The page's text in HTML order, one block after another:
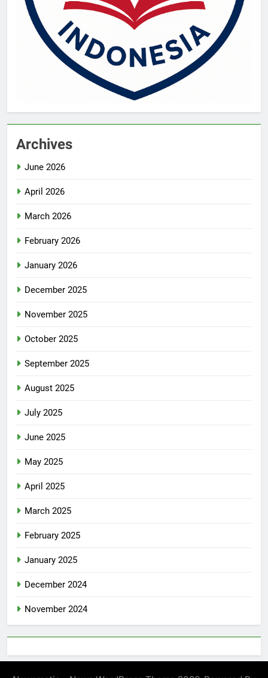
Archives
June 2026
April 2026
March 2026
February 2026
January 2026
December 2025
November 2025
October 2025
September 2025
August 2025
July 2025
June 2025
May 2025
April 2025
March 2025
February 2025
January 2025
December 2024
November 2024